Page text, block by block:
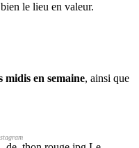
le lieu en valeur.
midis en semaine, ainsi que